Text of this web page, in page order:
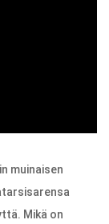
muinaisen
Mikä on